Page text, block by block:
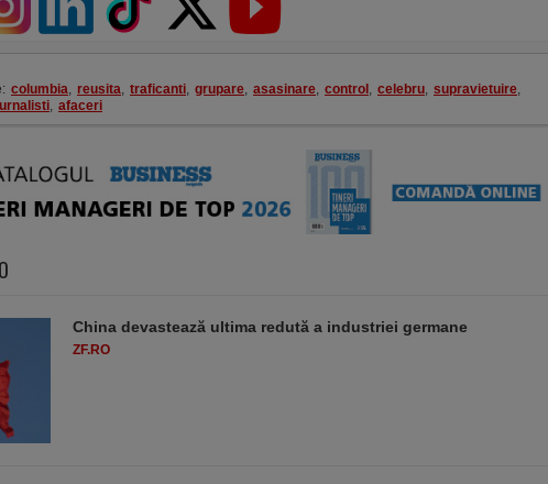
columbia, reusita, traficanti, grupare, asasinare, control , celebru, supravietuire,
, afaceri
China devastează ultima redută a industriei germane
ZF.RO